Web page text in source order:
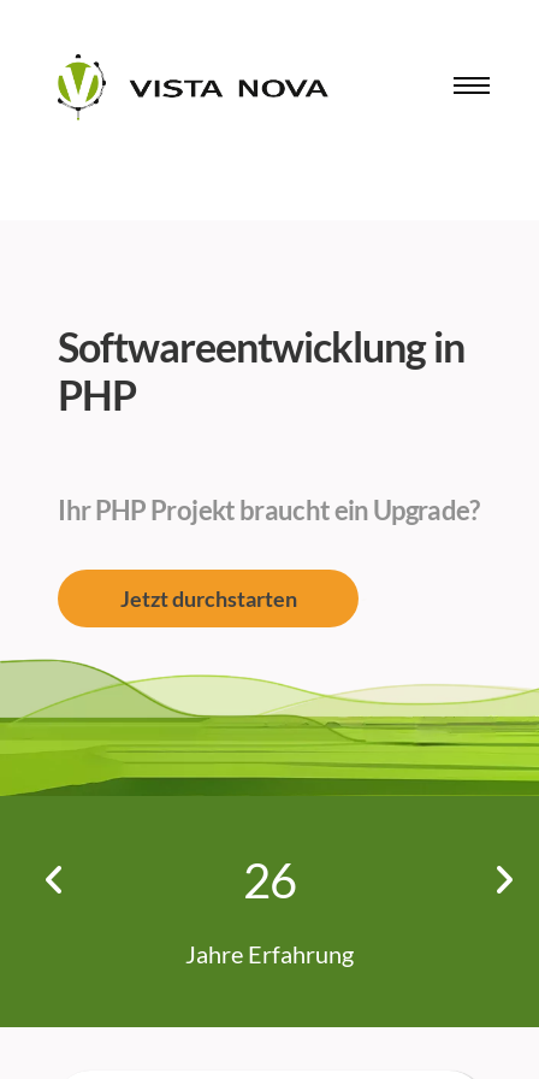
Softwareentwicklung in
PHP
Ihr PHP Projekt braucht ein Upgrade?
Jetzt durchstarten
26
Jahre Erfahrung